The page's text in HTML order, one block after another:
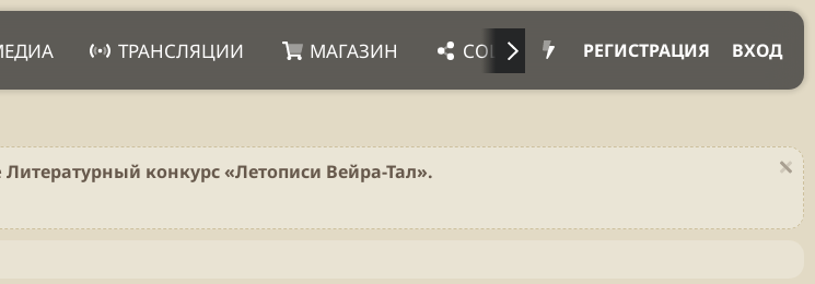
ТРАНСЛЯЦИИ МАГАЗИН СОЦ. СЕТИ ПРОЧЕЕ ВХОД
РЕГИСТРАЦИЯ
Литературный конкурс «Летописи Вейра-Тал».